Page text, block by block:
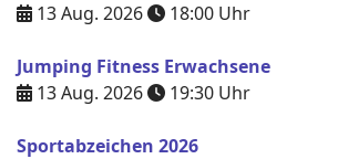
13 Aug. 2026
18:00 Uhr
Jumping Fitness Erwachsene
13 Aug. 2026
19:30 Uhr
Sportabzeichen 2026